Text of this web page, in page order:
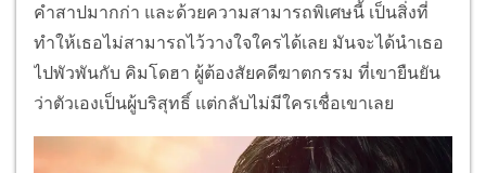
คำสาปมากก่า และด้วยความสามารถพิเศษนี้ เป็นสิ่งที่
ทำให้เธอไม่สามารถไว้วางใจใครได้เลย มันจะได้นำเธอ
ไปพัวพันกับ คิมโดฮา ผู้ต้องสัยคดีฆาตกรรม ที่เขายืนยัน
ว่าตัวเองเป็นผู้บริสุทธิ์ แต่กลับไม่มีใครเชื่อเขาเลย